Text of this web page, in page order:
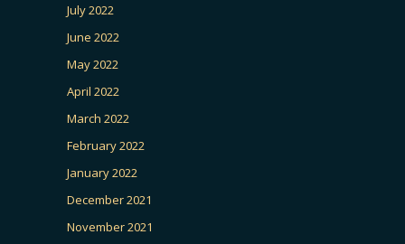
July 2022
June 2022
May 2022
April 2022
March 2022
February 2022
January 2022
December 2021
November 2021